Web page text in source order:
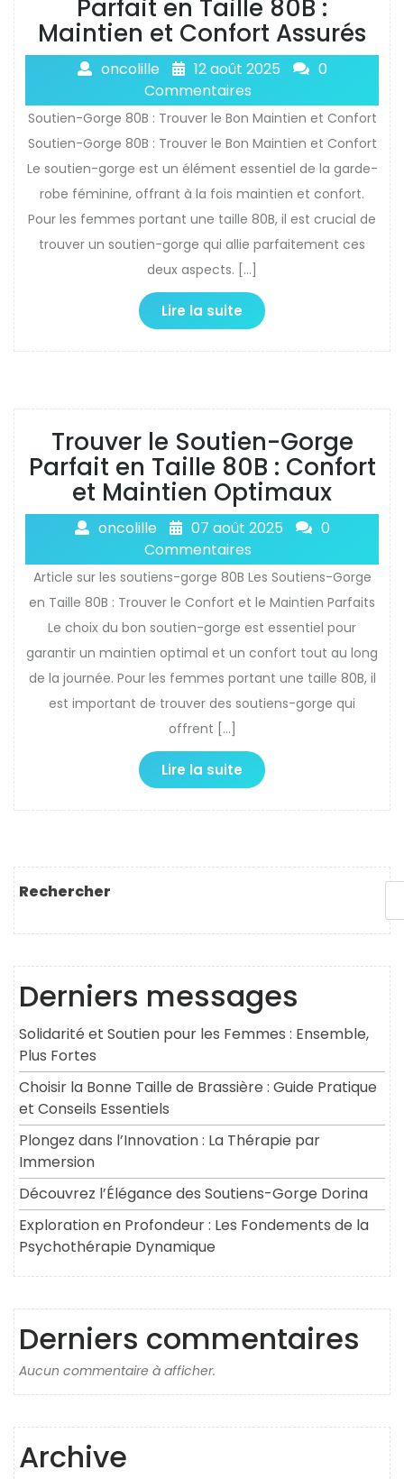
Parfait en Taille 80B :
Maintien et Confort Assurés
oncolille 12 août 2025
0
Commentaires
Soutien-Gorge 80B : Trouver le Bon Maintien et Confort
Soutien-Gorge 80B : Trouver le Bon Maintien et Confort
Le soutien-gorge est un élément essentiel de la garde-
robe féminine, offrant à la fois maintien et confort.
Pour les femmes portant une taille 80B, il est crucial de
trouver un soutien-gorge qui allie parfaitement ces
deux aspects. […]
Lire la suite
Trouver le Soutien-Gorge
Parfait en Taille 80B : Confort
et Maintien Optimaux
oncolille 07 août 2025
0
Commentaires
Article sur les soutiens-gorge 80B Les Soutiens-Gorge
en Taille 80B : Trouver le Confort et le Maintien Parfaits
Le choix du bon soutien-gorge est essentiel pour
garantir un maintien optimal et un confort tout au long
de la journée. Pour les femmes portant une taille 80B, il
est important de trouver des soutiens-gorge qui
offrent […]
Lire la suite
Rechercher
Derniers messages
Solidarité et Soutien pour les Femmes : Ensemble,
Plus Fortes
Choisir la Bonne Taille de Brassière : Guide Pratique
et Conseils Essentiels
Plongez dans l’Innovation : La Thérapie par
Immersion
Découvrez l’Élégance des Soutiens-Gorge Dorina
Exploration en Profondeur : Les Fondements de la
Psychothérapie Dynamique
Derniers commentaires
Aucun commentaire à afficher.
Archive